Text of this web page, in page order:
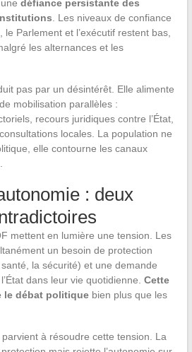
défiance persistante des
. Les niveaux de confiance
Parlement et l’exécutif restent bas,
les alternances et les
pas par un désintérêt. Elle alimente
mobilisation parallèles :
recours juridiques contre l’État,
locales. La population ne
elle contourne les canaux
: deux
mettent en lumière une tension. Les
un besoin de protection
la sécurité) et une demande
dans leur vie quotidienne. Cette
le débat politiquebien plus que les
à résoudre cette tension. La